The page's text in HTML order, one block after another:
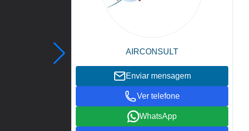
AIRCONSULT
Enviar mensagem
Ver telefone
WhatsApp